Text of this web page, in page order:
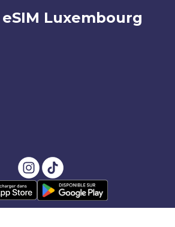
Luxembourg